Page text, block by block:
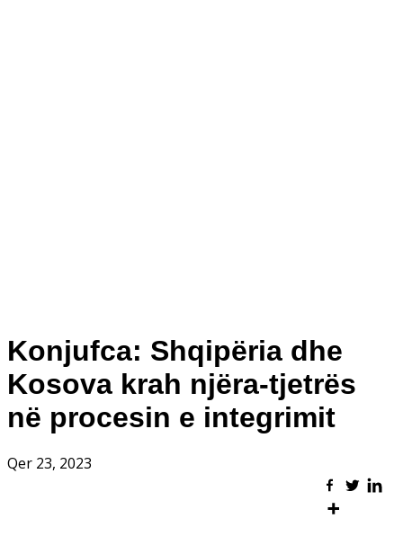
Konjufca: Shqipëria dhe
Kosova krah njëra-tjetrës
në procesin e integrimit
Qer 23, 2023